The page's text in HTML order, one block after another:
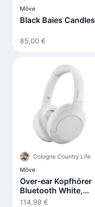
Möve
Black Baies Candles
85,00 €
Cologne Country Life
Möve
Over-ear Kopfhörer
Bluetooth White,
TAH8506WT/00
114,99 €